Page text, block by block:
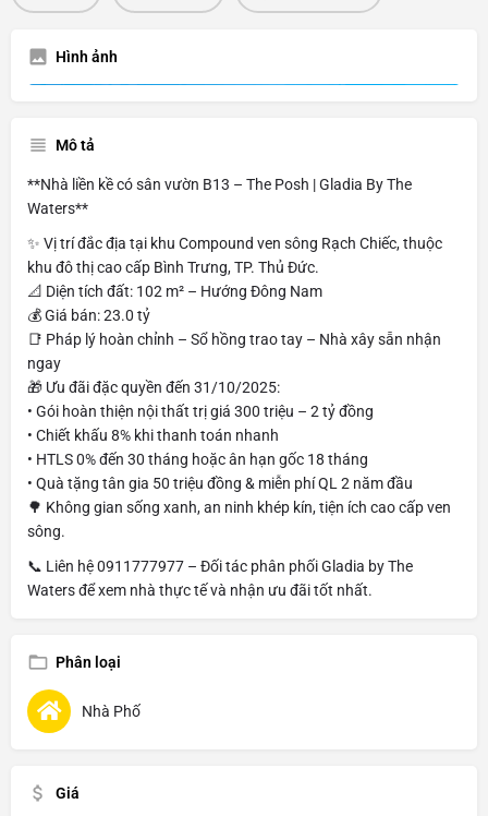
Hình ảnh
Mô tả
**Nhà liền kề có sân vườn B13 – The Posh | Gladia By The
Waters**
✨ Vị trí đắc địa tại khu Compound ven sông Rạch Chiếc, thuộc
khu đô thị cao cấp Bình Trưng, TP. Thủ Đức.
📐 Diện tích đất: 102 m² – Hướng Đông Nam
💰 Giá bán: 23.0 tỷ
📑 Pháp lý hoàn chỉnh – Sổ hồng trao tay – Nhà xây sẵn nhận
ngay
🎁 Ưu đãi đặc quyền đến 31/10/2025:
• Gói hoàn thiện nội thất trị giá 300 triệu – 2 tỷ đồng
• Chiết khấu 8% khi thanh toán nhanh
• HTLS 0% đến 30 tháng hoặc ân hạn gốc 18 tháng
• Quà tặng tân gia 50 triệu đồng & miễn phí QL 2 năm đầu
🌳 Không gian sống xanh, an ninh khép kín, tiện ích cao cấp ven
sông.
📞 Liên hệ 0911777977 – Đối tác phân phối Gladia by The
Waters để xem nhà thực tế và nhận ưu đãi tốt nhất.
Phân loại
Nhà Phố
Giá